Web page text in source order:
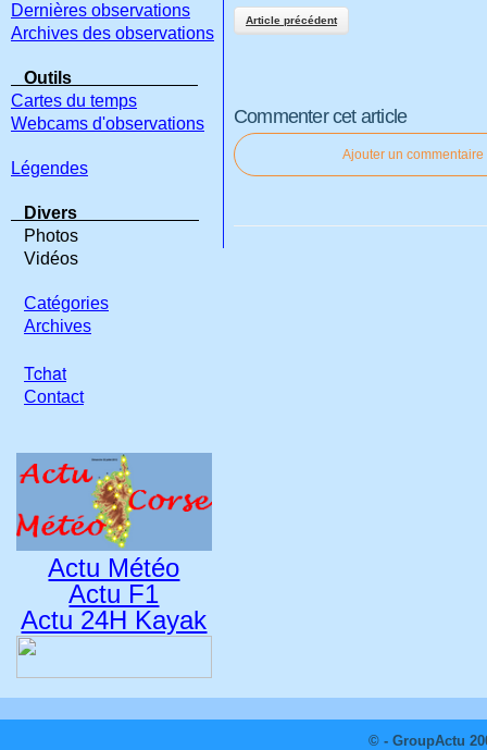
Article précédent
Commenter cet article
Ajouter un commentaire
Dernières observations
Archives des observations
Outils
Cartes du temps
Webcams d'observations
Légendes
Divers
Photos
Vidéos
Catégories
Archives
Tchat
Contact
Actu Météo
Actu F1
Actu 24H Kayak
© - GroupActu